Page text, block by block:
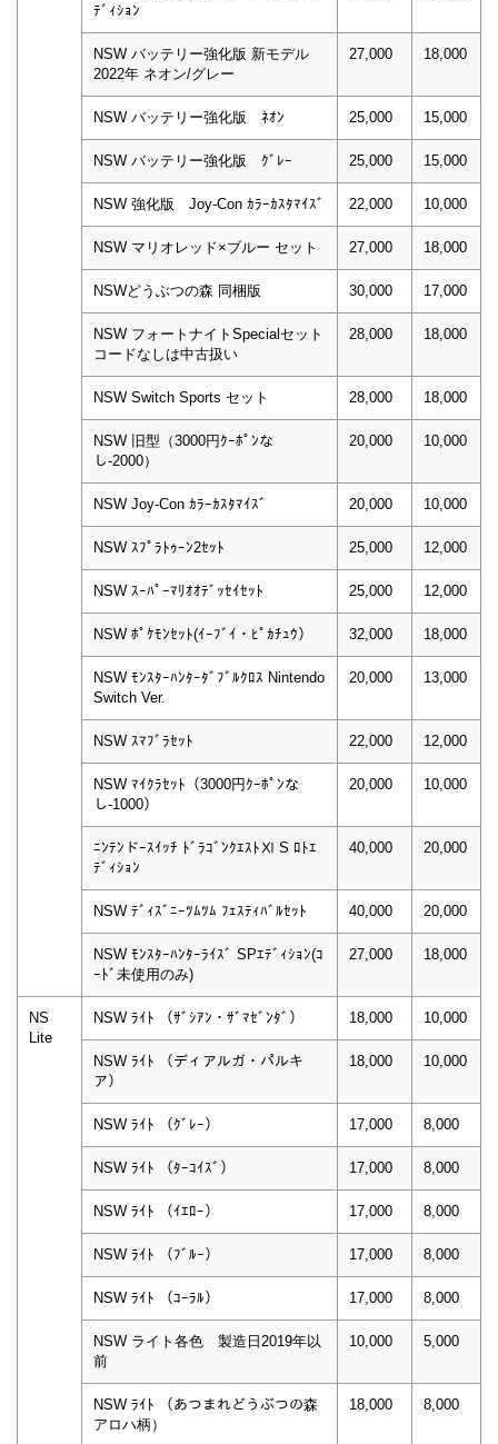
ﾃﾞｨｼｮﾝ
NSW バッテリー強化版 新モデル
2022年 ネオン/グレー
27,000 18,000
NSW バッテリー強化版 ﾈｵﾝ 25,000 15,000
NSW バッテリー強化版 ｸﾞﾚｰ 25,000 15,000
NSW 強化版 Joy-Con ｶﾗｰｶｽﾀﾏｲｽﾞ 22,000 10,000
NSW マリオレッド×ブルー セット 27,000 18,000
NSWどうぶつの森 同梱版 30,000 17,000
NSW フォートナイトSpecialセット
コードなしは中古扱い
28,000 18,000
NSW Switch Sports セット 28,000 18,000
NSW 旧型（3000円ｸｰﾎﾟﾝな
し-2000）
20,000 10,000
NSW Joy-Con ｶﾗｰｶｽﾀﾏｲｽﾞ 20,000 10,000
NSW ｽﾌﾟﾗﾄｩｰﾝ2ｾｯﾄ 25,000 12,000
NSW ｽｰﾊﾟｰﾏﾘｵｵﾃﾞｯｾｲｾｯﾄ 25,000 12,000
NSW ﾎﾟｹﾓﾝｾｯﾄ(ｲｰﾌﾞｲ・ﾋﾟｶﾁｭｳ） 32,000 18,000
NSW ﾓﾝｽﾀｰﾊﾝﾀｰﾀﾞﾌﾞﾙｸﾛｽ Nintendo
Switch Ver.
20,000 13,000
NSW ｽﾏﾌﾞﾗｾｯﾄ 22,000 12,000
NSW ﾏｲｸﾗｾｯﾄ（3000円ｸｰﾎﾟﾝな
し-1000）
20,000 10,000
ﾆﾝﾃﾝドｰｽｲｯﾁ ﾄﾞﾗｺﾞﾝｸｴｽﾄⅪ S ﾛﾄｴ
ﾃﾞｨｼｮﾝ
40,000 20,000
NSW ﾃﾞｨｽﾞﾆｰﾂﾑﾂﾑ ﾌｪｽﾃｨﾊﾞﾙｾｯﾄ 40,000 20,000
NSW ﾓﾝｽﾀｰﾊﾝﾀｰﾗｲｽﾞ SPｴﾃﾞｨｼｮﾝ(ｺ
ｰﾄﾞ未使用のみ)
27,000 18,000
NS
Lite
NSW ﾗｲﾄ （ｻﾞｼｱﾝ・ｻﾞﾏｾﾞﾝﾀﾞ） 18,000 10,000
NSW ﾗｲﾄ （ディアルガ・パルキ
ア）
18,000 10,000
NSW ﾗｲﾄ （ｸﾞﾚｰ） 17,000 8,000
NSW ﾗｲﾄ （ﾀｰｺｲｽﾞ） 17,000 8,000
NSW ﾗｲﾄ （ｲｴﾛｰ） 17,000 8,000
NSW ﾗｲﾄ （ﾌﾞﾙｰ） 17,000 8,000
NSW ﾗｲﾄ （ｺｰﾗﾙ） 17,000 8,000
NSW ライト各色 製造日2019年以
前
10,000 5,000
NSW ﾗｲﾄ （あつまれどうぶつの森
アロハ柄）
18,000 8,000